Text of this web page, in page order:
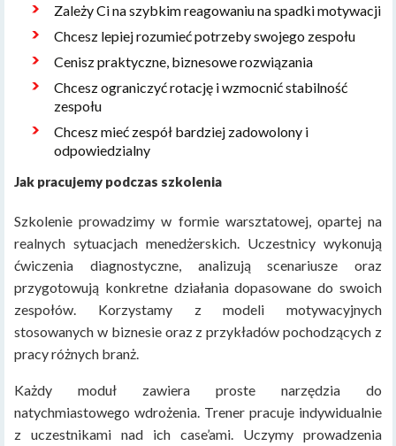
Zależy Ci na szybkim reagowaniu na spadki motywacji
Chcesz lepiej rozumieć potrzeby swojego zespołu
Cenisz praktyczne, biznesowe rozwiązania
Chcesz ograniczyć rotację i wzmocnić stabilność
zespołu
Chcesz mieć zespół bardziej zadowolony i
odpowiedzialny
Jak pracujemy podczas szkolenia
Szkolenie prowadzimy w formie warsztatowej, opartej na
realnych sytuacjach menedżerskich. Uczestnicy wykonują
ćwiczenia diagnostyczne, analizują scenariusze oraz
przygotowują konkretne działania dopasowane do swoich
zespołów. Korzystamy z modeli motywacyjnych
stosowanych w biznesie oraz z przykładów pochodzących z
pracy różnych branż.
Każdy moduł zawiera proste narzędzia do
natychmiastowego wdrożenia. Trener pracuje indywidualnie
z uczestnikami nad ich case’ami. Uczymy prowadzenia